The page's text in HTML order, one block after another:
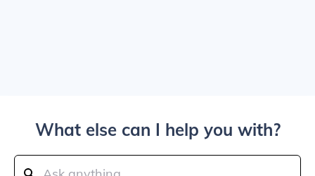
What else can I help you with?